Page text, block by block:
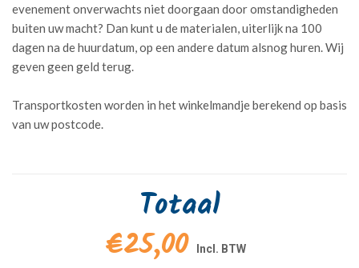
evenement onverwachts niet doorgaan door omstandigheden
buiten uw macht? Dan kunt u de materialen, uiterlijk na 100
dagen na de huurdatum, op een andere datum alsnog huren. Wij
geven geen geld terug.
Transportkosten worden in het winkelmandje berekend op basis
van uw postcode.
Totaal
€25,00